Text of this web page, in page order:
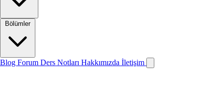
Bölümler
Blog Forum Ders Notları Hakkımızda İletişim